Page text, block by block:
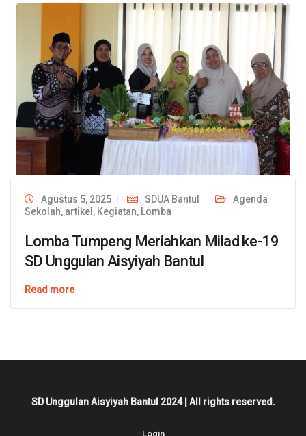
Agustus 5, 2025 SDUA Bantul
Agenda
Sekolah, artikel , Kegiatan, Lomba
Lomba Tumpeng Meriahkan Milad ke-19
SD Unggulan Aisyiyah Bantul
Read more
SD Unggulan Aisyiyah Bantul 2024 | All rights reserved.
Login